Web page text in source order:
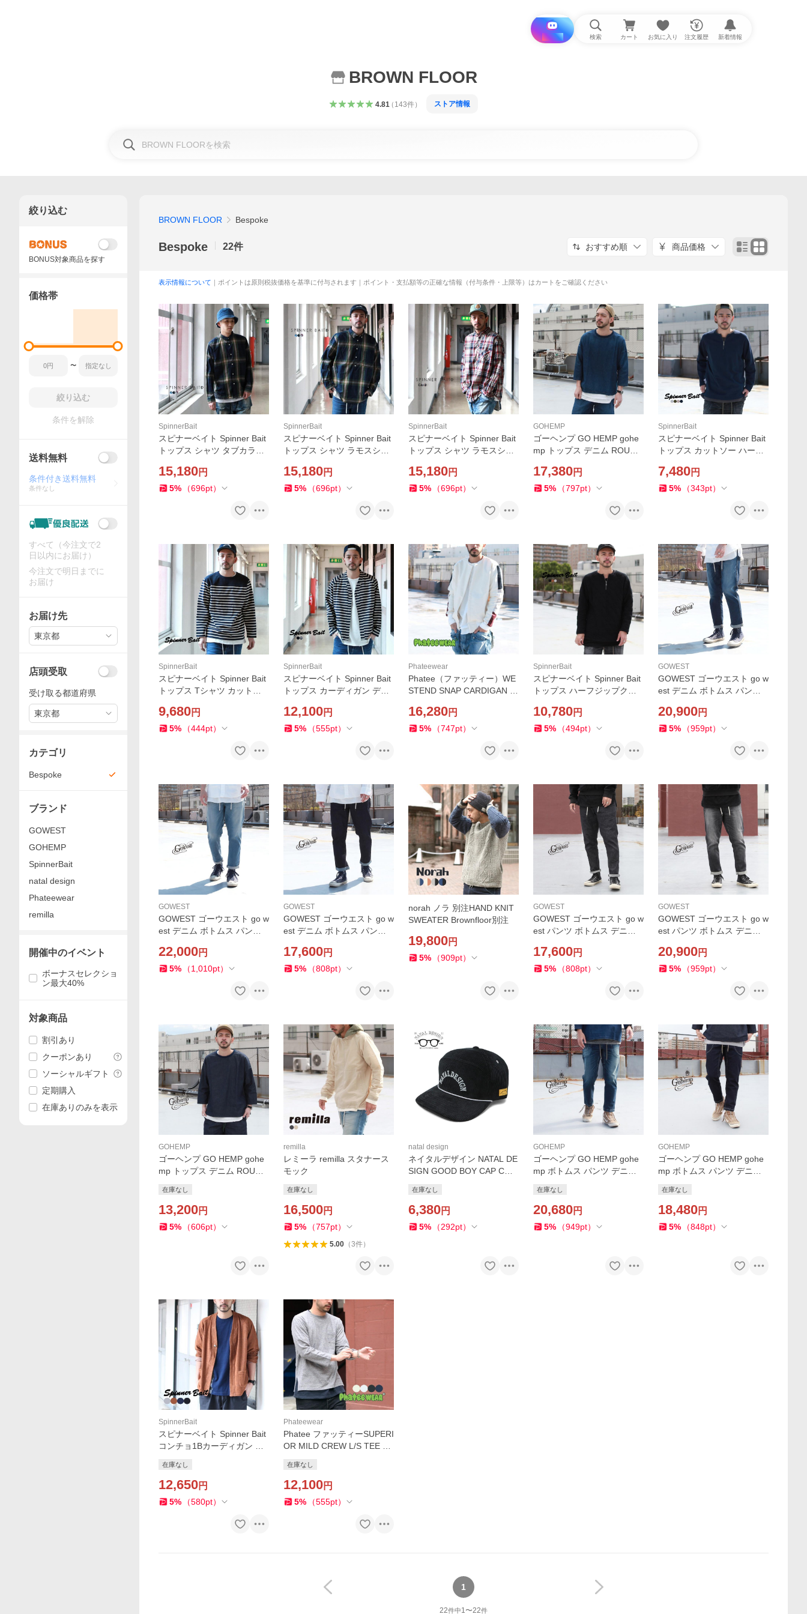
i と探す 検索 カート お気に入り 注文履歴 新着情報
BROWN FLOOR
4.81（ 143件） ストア情報
BROWN FLOOR Bespoke
Bespoke 22件 おすすめ順 商品価格
表示情報について ｜ポイントは原則税抜価格を基準に付与されます｜ポイント・支払額等の正確な情報（付与条件・上限等）はカートをご確認ください
SpinnerBait
スピナーベイト Spinner Bait
トップス シャツ タブカラー
グチェック Brownfloor別注
15,180円
5% （696pt）
SpinnerBait
スピナーベイト Spinner Bait
トップス シャツ ラモスシャ
ッグチェック Brownfloor別注
15,180円
5% （696pt）
SpinnerBait
スピナーベイト Spinner Bait
トップス シャツ ラモスシャ
wnfloor別注
15,180円
5% （696pt）
GOHEMP
ゴーヘンプ GO HEMP gohe
mp トップス デニム ROUND
NIM Brownfloor別注
17,380円
5% （797pt）
SpinnerBait
スピナーベイト Spinner Bait
トップス カットソー ハーフ
TEE ミニ裏毛 Brownfloor別
注
7,480円
5% （343pt）
SpinnerBait
スピナーベイト Spinner Bait
トップス Tシャツ カットソ
ルL/SL TEE アーバンボーダ
ー Brownfloor別注
9,680円
5% （444pt）
SpinnerBait
スピナーベイト Spinner Bait
トップス カーディガン ディ
ディガン アーバンジャージ
Brownfloor別注
12,100円
5% （555pt）
Phateewear
Phatee（ファッティー）WE
STEND SNAP CARDIGAN /
ーディガン
16,280円
5% （747pt）
SpinnerBait
スピナーベイト Spinner Bait
トップス ハーフジップクル
リーキルト Brownfloor別注
10,780円
5% （494pt）
GOWEST
GOWEST ゴーウエスト go w
est デニム ボトムス パンツ
STRETCH DENIM / USED W
ASH Brownfloor別注
20,900円
5% （959pt）
GOWEST
GOWEST ゴーウエスト go w
est デニム ボトムス パンツ
STRETCH DENIM / ICE WAS
H Brownfloor別注
22,000円
5% （1,010pt）
GOWEST
GOWEST ゴーウエスト go w
est デニム ボトムス パンツ
STRETCH DENIM Brownfloo
r別注
17,600円
5% （808pt）
norah ノラ 別注HAND KNIT
SWEATER Brownfloor別注
19,800円
5% （909pt）
GOWEST
GOWEST ゴーウエスト go w
est パンツ ボトムス デニム
STRETCH DENIM - BLACK -
Brownfloor別注
17,600円
5% （808pt）
GOWEST
GOWEST ゴーウエスト go w
est パンツ ボトムス デニム
STRETCH DENIM - BLACK -
Brownfloor別注
20,900円
5% （959pt）
GOHEMP
ゴーヘンプ GO HEMP gohe
mp トップス デニム ROUND
NIM Brownfloor別注
在庫なし
13,200円
5% （606pt）
remilla
レミーラ remilla スタナース
モック
在庫なし
16,500円
5% （757pt）
5.00（3件）
natal design
ネイタルデザイン NATAL DE
SIGN GOOD BOY CAP COR
在庫なし
6,380円
5% （292pt）
GOHEMP
ゴーヘンプ GO HEMP gohe
mp ボトムス パンツ デニム
S / 10oz H/C STRETCH DEN
IM Brownfloor別注
在庫なし
20,680円
5% （949pt）
GOHEMP
ゴーヘンプ GO HEMP gohe
mp ボトムス パンツ デニム
S / 10oz H/C STRETCH DEN
IM Brownfloor別注
在庫なし
18,480円
5% （848pt）
SpinnerBait
スピナーベイト Spinner Bait
コンチョ1Bカーディガン イ
在庫なし
12,650円
5% （580pt）
Phateewear
Phatee ファッティーSUPERI
OR MILD CREW L/S TEE P
在庫なし
12,100円
5% （555pt）
1
22件中1〜22件
絞り込む
BONUS対象商品を探す
価格帯
〜
絞り込む
条件を解除
送料無料
条件付き送料無料
条件なし
すべて（今注文で2
日以内にお届け）
今注文で明日までに
お届け
お届け先
東京都
店頭受取
受け取る都道府県
東京都
カテゴリ
Bespoke
ブランド
GOWEST
GOHEMP
SpinnerBait
natal design
Phateewear
remilla
開催中のイベント
ボーナスセレクショ
ン最大40%
対象商品
割引あり
クーポンあり
ソーシャルギフト
定期購入
在庫ありのみを表示